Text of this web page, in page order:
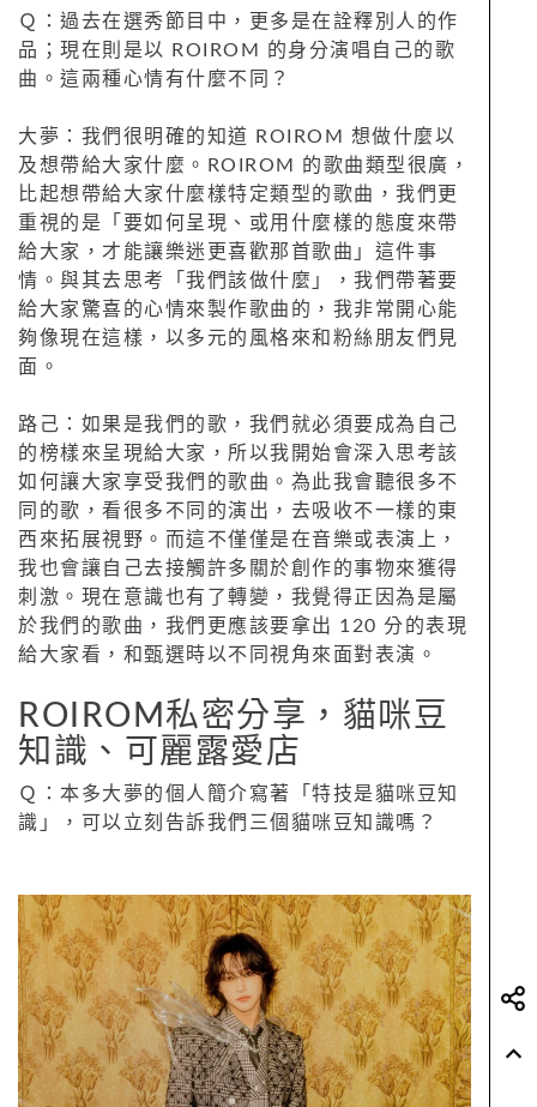
Ｑ：過去在選秀節目中，更多是在詮釋別人的作
品；現在則是以 ROIROM 的身分演唱自己的歌
曲。這兩種心情有什麼不同？
大夢：我們很明確的知道 ROIROM 想做什麼以
及想帶給大家什麼。ROIROM 的歌曲類型很廣，
比起想帶給大家什麼樣特定類型的歌曲，我們更
重視的是「要如何呈現、或用什麼樣的態度來帶
給大家，才能讓樂迷更喜歡那首歌曲」這件事
情。與其去思考「我們該做什麼」，我們帶著要
給大家驚喜的心情來製作歌曲的，我非常開心能
夠像現在這樣，以多元的風格來和粉絲朋友們見
面。
路己：如果是我們的歌，我們就必須要成為自己
的榜樣來呈現給大家，所以我開始會深入思考該
如何讓大家享受我們的歌曲。為此我會聽很多不
同的歌，看很多不同的演出，去吸收不一樣的東
西來拓展視野。而這不僅僅是在音樂或表演上，
我也會讓自己去接觸許多關於創作的事物來獲得
刺激。現在意識也有了轉變，我覺得正因為是屬
於我們的歌曲，我們更應該要拿出 120 分的表現
給大家看，和甄選時以不同視角來面對表演。
ROIROM私密分享，貓咪豆
知識、可麗露愛店
Ｑ：本多大夢的個人簡介寫著「特技是貓咪豆知
識」，可以立刻告訴我們三個貓咪豆知識嗎？